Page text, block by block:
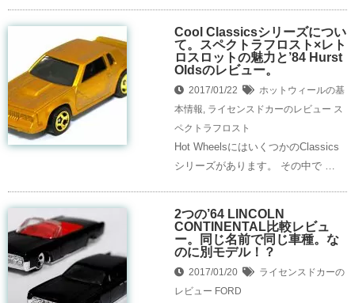
Cool Classicsシリーズについ
て。スペクトラフロスト×レト
ロスロットの魅力と’84 Hurst
Oldsのレビュー。
2017/01/22
ホットウィールの基
本情報, ライセンスドカーのレビュー ス
ペクトラフロスト
Hot WheelsにはいくつかのClassics
シリーズがあります。 その中で …
2つの’64 LINCOLN
CONTINENTAL比較レビュ
ー。同じ名前で同じ車種。な
のに別モデル！？
2017/01/20
ライセンスドカーの
レビュー FORD